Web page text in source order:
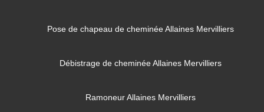
Pose de chapeau de cheminée Allaines Mervilliers
Débistrage de cheminée Allaines Mervilliers
Ramoneur Allaines Mervilliers